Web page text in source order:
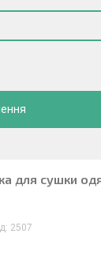
для сушки
2507